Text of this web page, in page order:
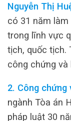
Nguyễn Thị
có 31 năm
trong lĩnh vực
tịch, quốc tịch.
công chứng và
2. Công chứng
ngành Tòa án
pháp luật 30